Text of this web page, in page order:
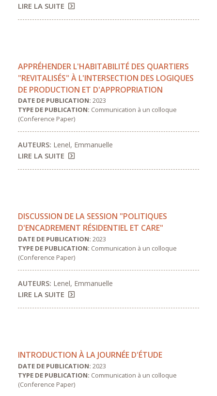
LIRE LA SUITE
APPRÉHENDER L'HABITABILITÉ DES QUARTIERS
"REVITALISÉS" À L'INTERSECTION DES LOGIQUES
DE PRODUCTION ET D'APPROPRIATION
DATE DE PUBLICATION:2023
TYPE DE PUBLICATION: Communication à un colloque
(Conference Paper)
AUTEURS: Lenel, Emmanuelle
LIRE LA SUITE
DISCUSSION DE LA SESSION "POLITIQUES
D'ENCADREMENT RÉSIDENTIEL ET CARE"
DATE DE PUBLICATION:2023
TYPE DE PUBLICATION: Communication à un colloque
(Conference Paper)
AUTEURS: Lenel, Emmanuelle
LIRE LA SUITE
INTRODUCTION À LA JOURNÉE D'ÉTUDE
DATE DE PUBLICATION:2023
TYPE DE PUBLICATION: Communication à un colloque
(Conference Paper)